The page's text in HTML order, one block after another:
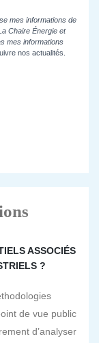
mes informations de
Chaire Énergie et
mes informations
nos actualités.
ASSOCIÉS
?
de vue public
d’analyser